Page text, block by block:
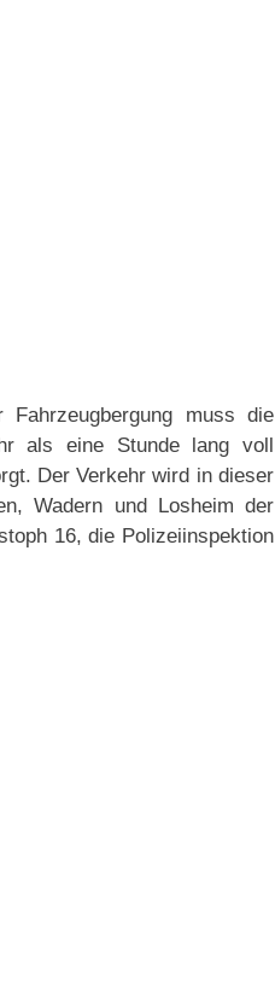
Fahrzeugbergung muss die
als eine Stunde lang voll
Der Verkehr wird in dieser
Wadern und Losheim der
16, die Polizeiinspektion